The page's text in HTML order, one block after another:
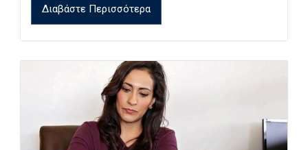
Διαβάστε Περισσότερα